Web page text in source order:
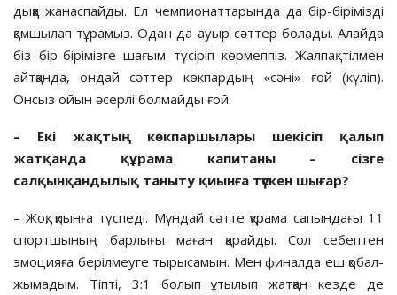
дыққа жанаспайды. Ел чемпионат­та­рын­да да бір-бірімізді
қамшылап тұрамыз. Одан да ауыр сәттер болады. Алайда
біз бір-бірімізге шағым түсіріп көрмеппіз. Жал­пақ тілмен
айтқанда, ондай сәттер көк­пардың «сәні» ғой (күліп).
Онсыз ойын әсер­лі болмайды ғой.
– Екі жақтың көкпаршылары ше­кісіп қалып
жатқанда құрама капи­та­ны – сізге
салқынқандылық таныту қиын­ға түскен шығар?
– Жоқ, қиынға түспеді. Мұндай сәтте құ­рама сапындағы 11
спортшының бар­лы­ғы маған қарайды. Сол себептен
эмоцияға беріл­меуге тырысамын. Мен финалда еш қо­бал­
жымадым. Тіпті, 3:1 болып ұтылып жат­қан кезде де